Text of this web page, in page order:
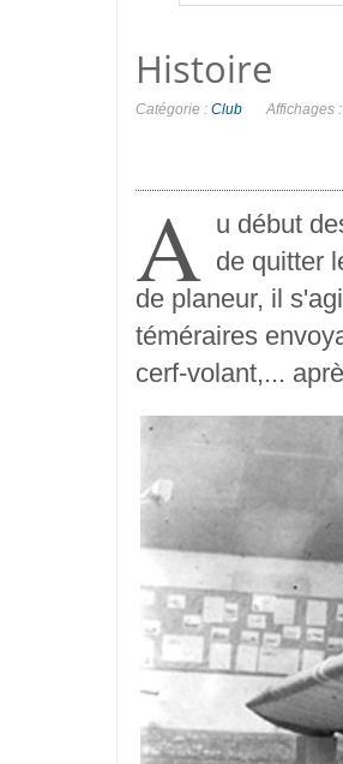
Histoire
Catégorie : Club Affichages
A u début
de quitter
de planeur, il
téméraires
cerf-volant,...